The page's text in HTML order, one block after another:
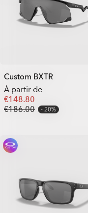
Custom BXTR
À partir de
€148.80
€186.00
20%